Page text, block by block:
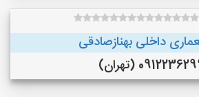
داخلی بهنازصادقی
(تهران)